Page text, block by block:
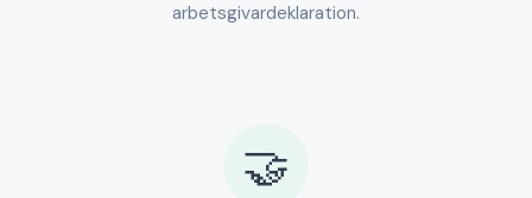
arbetsgivardeklaration.
🤝